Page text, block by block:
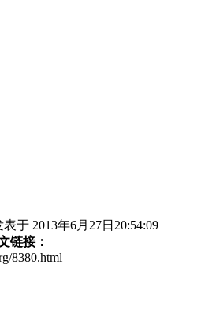
表于 2013年6月27日20:54:09
链接：
8380.html